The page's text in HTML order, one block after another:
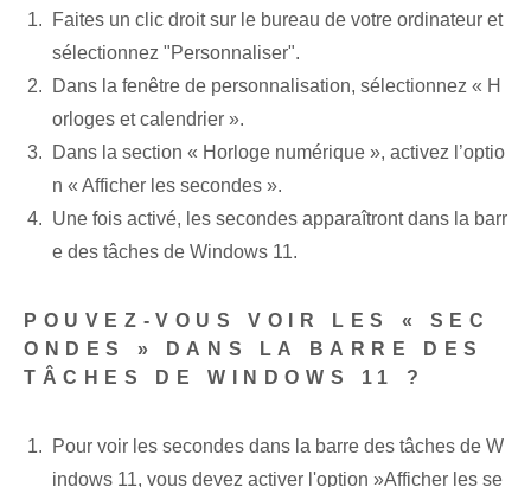
Faites un clic droit sur le bureau de votre ordinateur et
sélectionnez "Personnaliser".
Dans la fenêtre de personnalisation, sélectionnez « H
orloges et calendrier ».
Dans la section « Horloge numérique », activez l’optio
n « Afficher les secondes ».
Une fois activé, les secondes apparaîtront dans la barr
e des tâches de Windows 11.
POUVEZ-VOUS VOIR LES « SEC
ONDES » DANS LA BARRE DES
TÂCHES DE WINDOWS 11 ?
Pour voir les secondes dans la barre des tâches de W
indows 11, vous devez activer l'option ‍»Afficher​ les se